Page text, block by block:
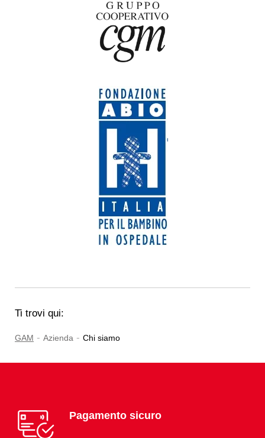
Ti trovi qui:
GAM - Azienda - Chi siamo
Pagamento sicuro